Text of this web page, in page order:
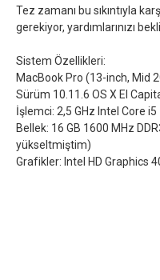
Tez zamanı bu sıkıntıyla
gerekiyor, yardımlarınızı
Sistem Özellikleri:
MacBook Pro (13-inch, Mid
Sürüm 10.11.6 OS X El
İşlemci: 2,5 GHz Intel Core i5
Bellek: 16 GB 1600 MHz
yükseltmiştim)
Grafikler: Intel HD Graphics